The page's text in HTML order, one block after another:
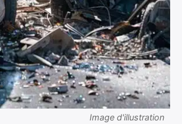
Image d'illustration